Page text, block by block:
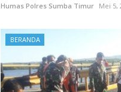
Humas Polres Sumba Timur Mei 5,
BERANDA